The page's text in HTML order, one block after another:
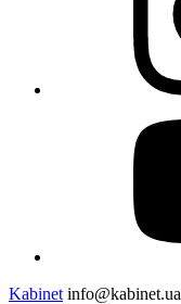
Kabinet info@kabinet.ua